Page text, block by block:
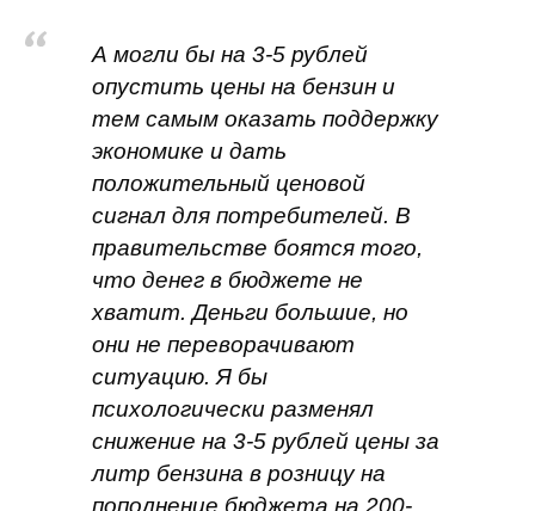
А могли бы на 3-5 рублей
опустить цены на бензин и
тем самым оказать поддержку
экономике и дать
положительный ценовой
сигнал для потребителей. В
правительстве боятся того,
что денег в бюджете не
хватит. Деньги большие, но
они не переворачивают
ситуацию. Я бы
психологически разменял
снижение на 3-5 рублей цены за
литр бензина в розницу на